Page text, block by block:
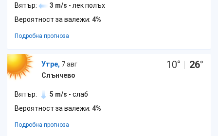
Вятър: 3 m/s - лек полъх
Вероятност за валежи: 4%
Подробна прогноза
Утре, 7 авг
Слънчево
10° | 26°
Вятър: 5 m/s - слаб
Вероятност за валежи: 4%
Подробна прогноза